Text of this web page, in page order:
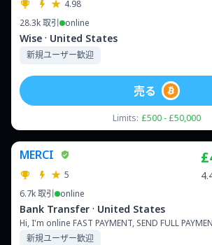
4.98
28.3k取引 online
Wise · United States
新規ユーザー歓迎
Limits: £500 - £50,000
売る
MERCI
5
6.7k取引 online
Bank Transfer · United States
Hi, I'm online FAST PAYMENT, SEND FULL
新規ユーザー歓迎